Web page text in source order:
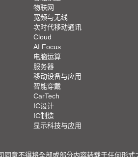
物联网
宽频与无线
次时代移动通讯
Cloud
AI Focus
电脑运算
服务器
移动设备与应用
智能穿戴
CarTech
IC设计
IC制造
显示科技与应用
意不得将全部或部分内容转载于任何形